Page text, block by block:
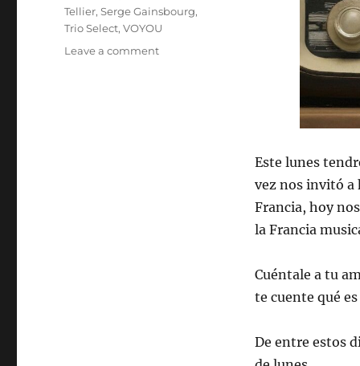
Este lunes
vez nos invitó a
Francia, hoy
la Francia
Cuéntale a tu
te cuente qué
De entre estos
Tellier,Serge Gainsbourg,
Trio Select,VOYOU
Leave a commenton